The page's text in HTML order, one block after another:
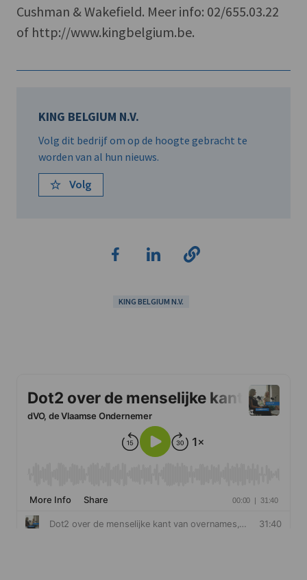
Cushman & Wakefield. Meer info: 02/655.03.22
of http://www.kingbelgium.be.
KING BELGIUM N.V.
Volg dit bedrijf om op de hoogte gebracht te
worden van al hun nieuws.
Volg
KING BELGIUM N.V.